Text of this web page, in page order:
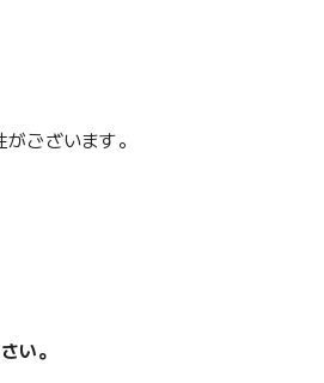
ございます。
い。